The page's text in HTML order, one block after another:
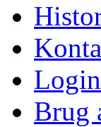
Login
Brug